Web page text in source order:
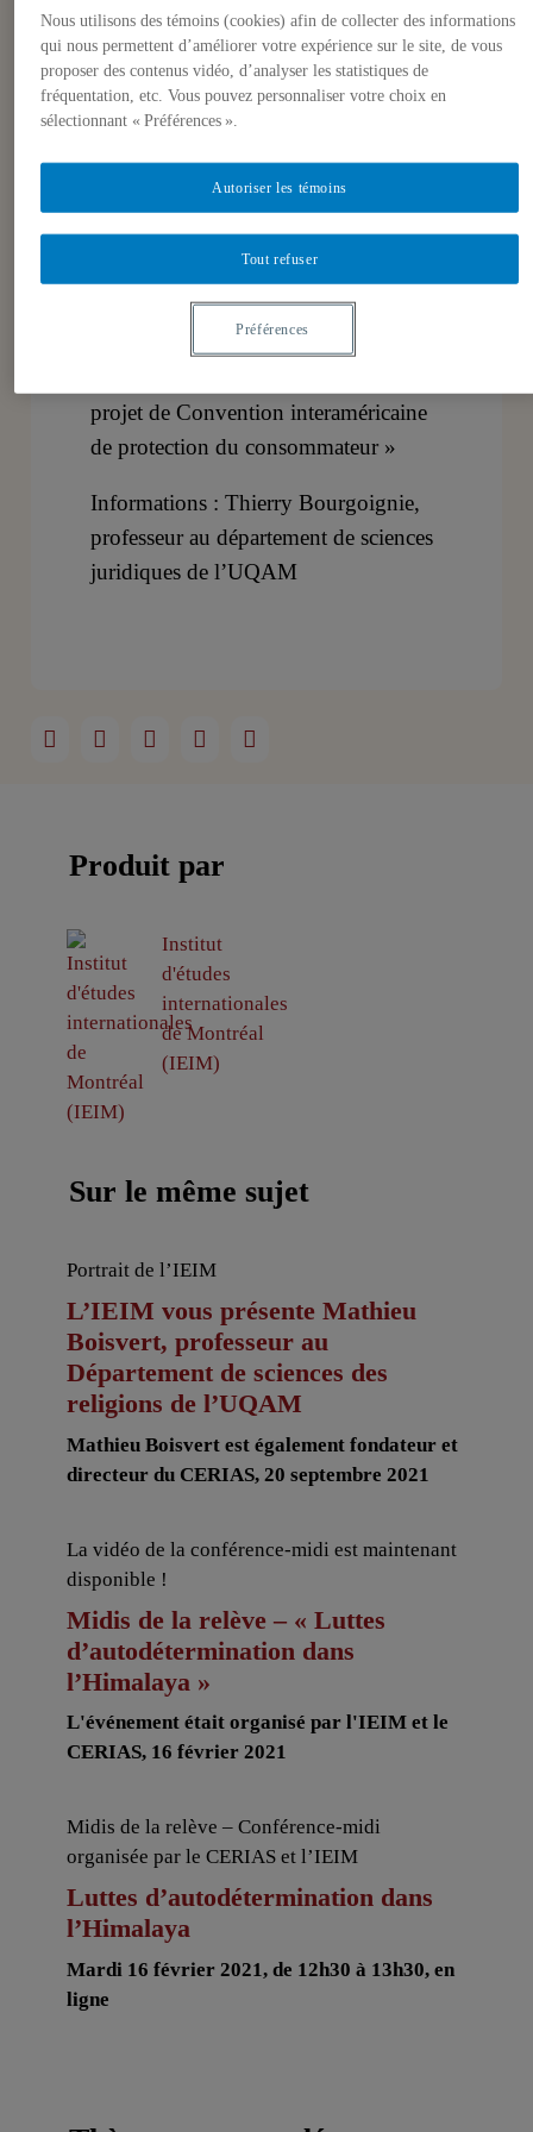
(Groupe de recherche sur le droit
international et comparé de la
consommation) a la plaisir de vous
inviter à la conférence de
Mme Claudia Lima-Marques,
Professeure à la Faculté de droit de
l’Université Fédérale du Rio Grande
do Sul, Porto Alegre, Brésil
projet de Convention interaméricaine
de protection du consommateur »
Informations : Thierry Bourgoignie,
professeur au département de sciences
juridiques de l’UQAM
Produit par
Institut
d'études
internationales
de Montréal
(IEIM)
Sur le même sujet
Portrait de l’IEIM
L’IEIM vous présente Mathieu
Boisvert, professeur au
Département de sciences des
religions de l’UQAM
Mathieu Boisvert est également fondateur et
directeur du CERIAS, 20 septembre 2021
La vidéo de la conférence-midi est maintenant
disponible !
Midis de la relève – « Luttes
d’autodétermination dans
l’Himalaya »
L'événement était organisé par l'IEIM et le
CERIAS, 16 février 2021
Midis de la relève – Conférence-midi
organisée par le CERIAS et l’IEIM
Luttes d’autodétermination dans
l’Himalaya
Mardi 16 février 2021, de 12h30 à 13h30, en
ligne
Nous utilisons des témoins (cookies) afin de collecter des informations
qui nous permettent d’améliorer votre expérience sur le site, de vous
proposer des contenus vidéo, d’analyser les statistiques de
fréquentation, etc. Vous pouvez personnaliser votre choix en
sélectionnant « Préférences ».
Tout refuser
Autoriser les témoins
Préférences